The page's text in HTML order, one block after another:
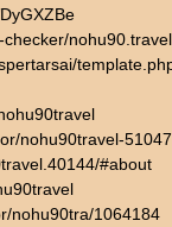
nohu90.travel
nohu90travel-
#about
nohu90tra/1064184